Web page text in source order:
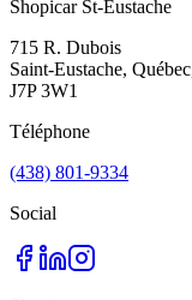
Shopicar St-Eustache
715 R. Dubois
Saint-Eustache,
J7P 3W1
Téléphone
(438) 801-9334
Social